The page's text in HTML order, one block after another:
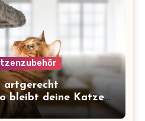
artgerecht
bleibt deine Katze